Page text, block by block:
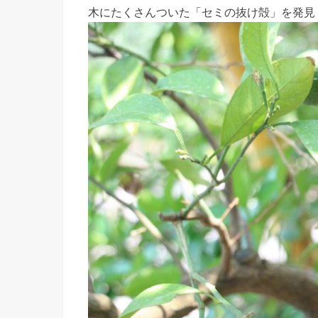
木にたくさんついた「セミの抜け殻」を発見